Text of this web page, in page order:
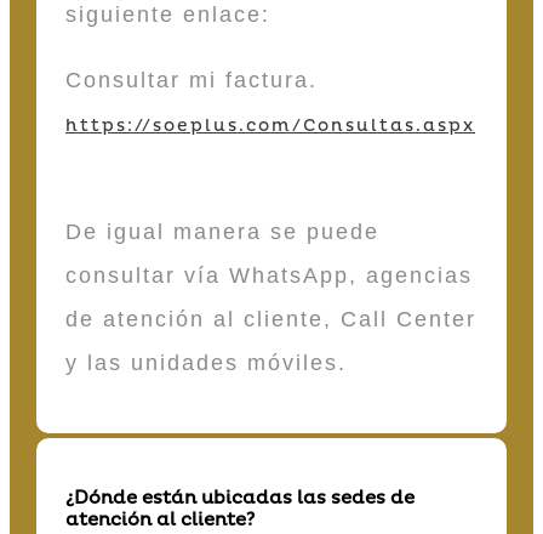
siguiente enlace:
Consultar mi factura.
https://soeplus.com/Consultas.aspx
De igual manera se puede
consultar vía WhatsApp, agencias
de atención al cliente, Call Center
y las unidades móviles.
¿Dónde están ubicadas las sedes de
atención al cliente?